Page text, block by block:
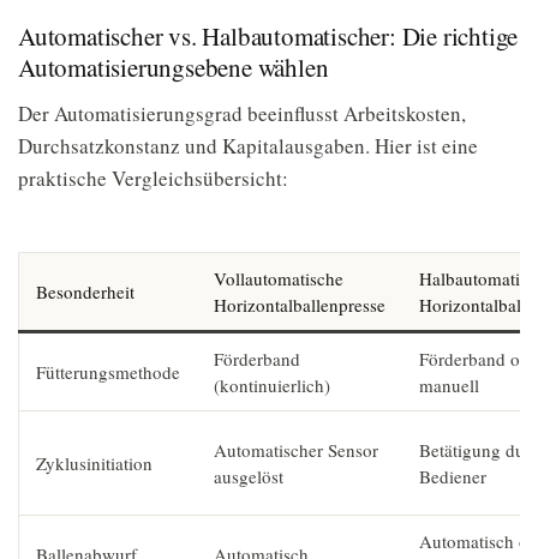
Automatischer vs. Halbautomatischer: Die richtige
Automatisierungsebene wählen
Der Automatisierungsgrad beeinflusst Arbeitskosten,
Durchsatzkonstanz und Kapitalausgaben. Hier ist eine
praktische Vergleichsübersicht:
Besonderheit
Vollautomatische
Horizontalballenpresse
Fütterungsmethode
Förderband
(kontinuierlich)
Förderband
manuell
Zyklusinitiation
Automatischer Sensor
ausgelöst
Betätigung
Bediener
Ballenabwurf Automatisch
Automatisch